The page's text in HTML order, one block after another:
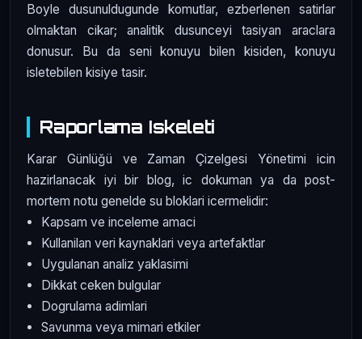
Boyle dusunuldugunde komutlar, ezberlenen satirlar
olmaktan cikar; analitik dusunceyi tasiyan araclara
donusur. Bu da seni konuyu bilen kisiden, konuyu
isletebilen kisiye tasir.
Raporlama Iskeleti
Karar Günlüğü ve Zaman Çizelgesi Yönetimi icin
hazirlanacak iyi bir blog, ic dokuman ya da post-
mortem notu genelde su bloklari icermelidir:
Kapsam ve inceleme amaci
Kullanilan veri kaynaklari veya artefaktlar
Uygulanan analiz yaklasimi
Dikkat ceken bulgular
Dogrulama adimlari
Savunma veya mimari etkiler